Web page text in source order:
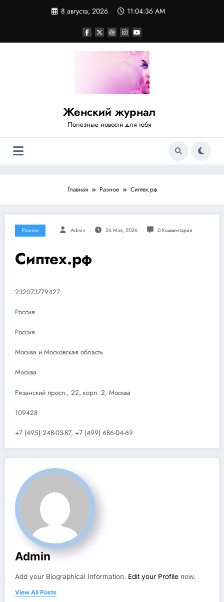
8 августа, 2026 11:04:37 AM
Женский журнал
Полезные новости для тебя
Главная Разное Сиптех.рф
Разное Admin 26 Мая, 2026 0 Комментарии
Сиптех.рф
232073779427
Россия
Россия
Москва и Московская область
Москва
Рязанский просп., 22, корп. 2, Москва
109428
+7 (495) 248-03-87, +7 (499) 686-04-69
Admin
Add your Biographical Information. Edit your Profile now.
View All Posts